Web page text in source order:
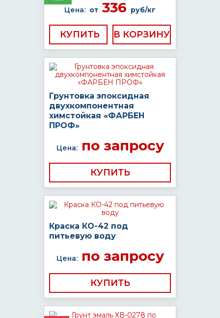
Цена: от 336 руб/кг
КУПИТЬ
Грунтовка эпоксидная
двухкомпонентная
химстойкая «ФАРБЕН
ПРОФ»
Цена:по запросу
КУПИТЬ
Краска КО-42 под
питьевую воду
Цена:по запросу
КУПИТЬ